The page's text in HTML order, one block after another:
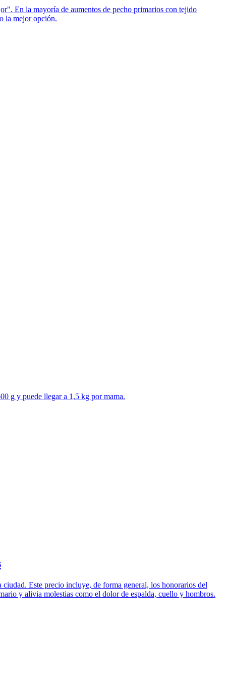
En la mayoría de aumentos de pecho primarios con tejido
la mejor opción.
g y puede llegar a 1,5 kg por mama.
Este precio incluye, de forma general, los honorarios del
y alivia molestias como el dolor de espalda, cuello y hombros.